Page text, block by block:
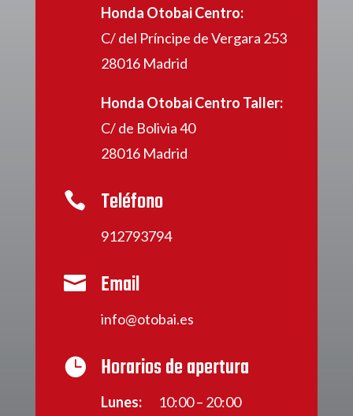
Honda Otobai Centro:
C/ del Príncipe de Vergara 253
28016 Madrid
Honda Otobai Centro Taller:
C/ de Bolivia 40
28016 Madrid
 Teléfono
912793794
 Email
info@otobai.es
 Horarios de apertura
Lunes:
10:00 – 20:00